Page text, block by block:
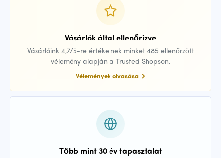
Vásárlók által ellenőrizve
Vásárlóink 4,7/5-re értékelnek minket 485 ellenőrzött
vélemény alapján a Trusted Shopson.
Vélemények olvasása
Több mint 30 év tapasztalat